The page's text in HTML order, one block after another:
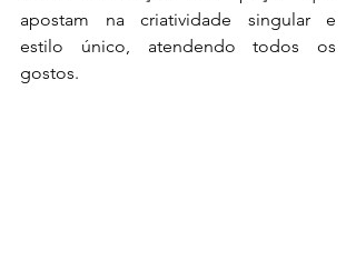
apostam na criatividade singular e
estilo único, atendendo todos os
gostos.